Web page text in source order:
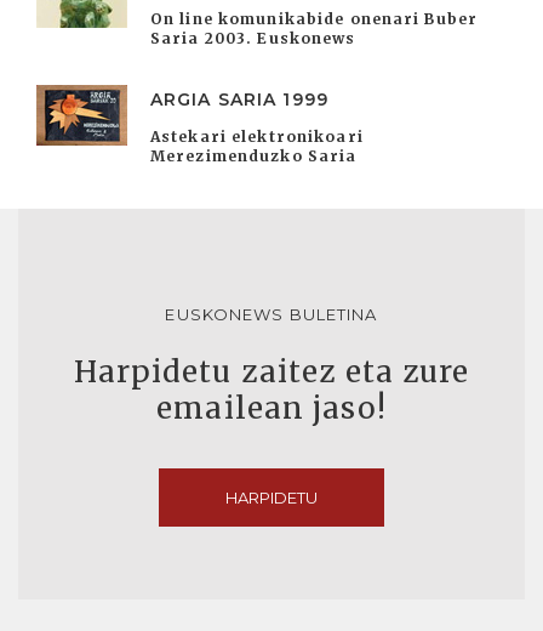
On line komunikabide onenari Buber
Saria 2003. Euskonews
ARGIA SARIA 1999
Astekari elektronikoari
Merezimenduzko Saria
EUSKONEWS BULETINA
Harpidetu zaitez eta zure
emailean jaso!
HARPIDETU